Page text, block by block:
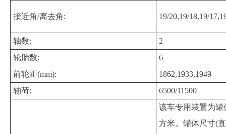
接近角/离去角: 19/20,19/18,19/
轴数:
2
轮胎数:
6
前轮距(mm):
1862,1933,1949
轴荷:
6500/11500
该车专用装置为罐
方米。罐体尺寸(直